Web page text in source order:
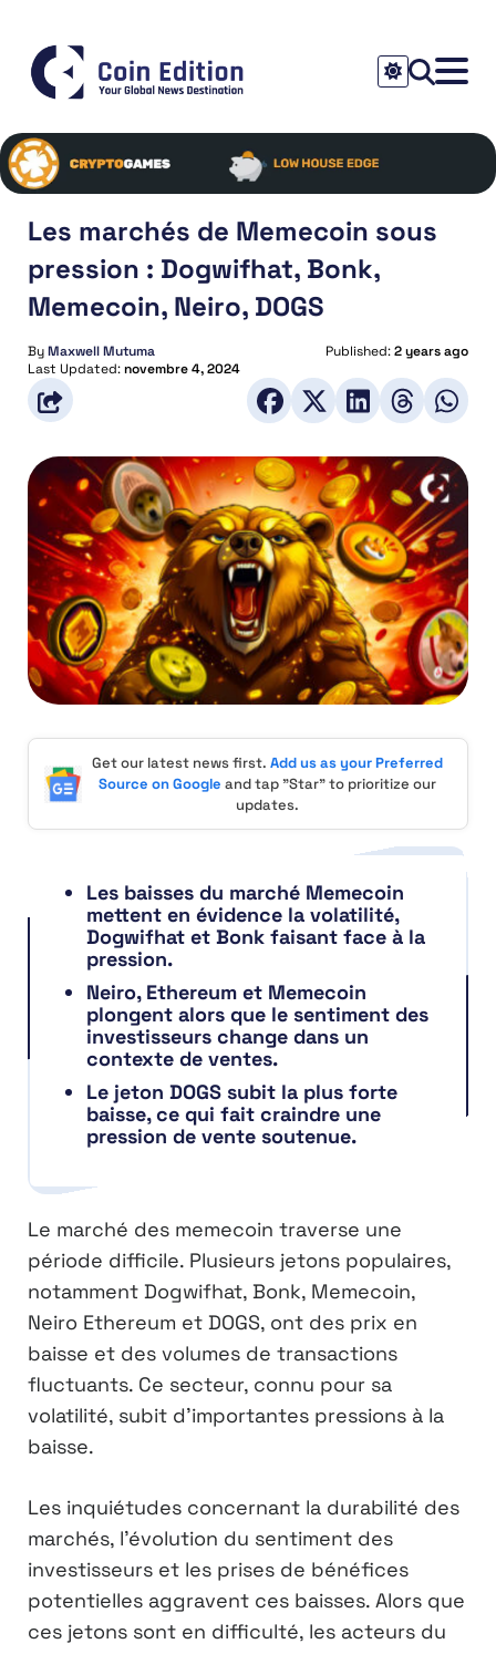
Les marchés de Memecoin sous
pression : Dogwifhat, Bonk,
Memecoin, Neiro, DOGS
ByMaxwell Mutuma Published:2 years ago
Last Updated:novembre 4, 2024
Get our latest news first. Add us as your Preferred
Source on Google and tap "Star" to prioritize our
updates.
Les baisses du marché Memecoin
mettent en évidence la volatilité,
Dogwifhat et Bonk faisant face à la
pression.
Neiro, Ethereum et Memecoin
plongent alors que le sentiment des
investisseurs change dans un
contexte de ventes.
Le jeton DOGS subit la plus forte
baisse, ce qui fait craindre une
pression de vente soutenue.
Le marché des memecoin traverse une
période difficile. Plusieurs jetons populaires,
notamment Dogwifhat, Bonk, Memecoin,
Neiro Ethereum et DOGS, ont des prix en
baisse et des volumes de transactions
fluctuants. Ce secteur, connu pour sa
volatilité, subit d’importantes pressions à la
baisse.
Les inquiétudes concernant la durabilité des
marchés, l’évolution du sentiment des
investisseurs et les prises de bénéfices
potentielles aggravent ces baisses. Alors que
ces jetons sont en difficulté, les acteurs du